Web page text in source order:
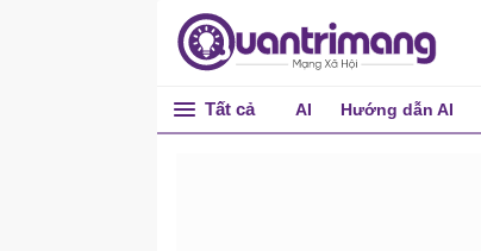
Tất cả AI Hướng dẫn AI